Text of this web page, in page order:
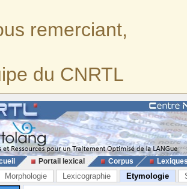
remerciant,
du CNRTL
Portail lexical Corpus
Morphologie Lexicographie Etymologie